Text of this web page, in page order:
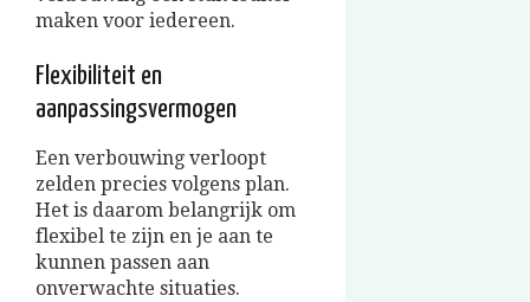
maken voor iedereen.
Flexibiliteit en
aanpassingsvermogen
Een verbouwing verloopt
zelden precies volgens plan.
Het is daarom belangrijk om
flexibel te zijn en je aan te
kunnen passen aan
onverwachte situaties.